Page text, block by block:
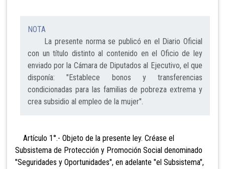
NOTA
La presente norma se publicó en el Diario Oficial
con un título distinto al contenido en el Oficio de ley
enviado por la Cámara de Diputados al Ejecutivo, el que
disponía: "Establece bonos y transferencias
condicionadas para las familias de pobreza extrema y
crea subsidio al empleo de la mujer".
Artículo 1°.- Objeto de la presente ley. Créase el
Subsistema de Protección y Promoción Social denominado
"Seguridades y Oportunidades", en adelante "el Subsistema",